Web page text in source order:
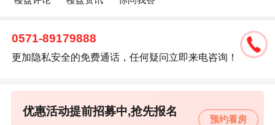
0571-89179888
更加隐私安全的免费通话，任何疑问立即来电咨询！
优惠活动提前招募中,抢先报名
预约看房